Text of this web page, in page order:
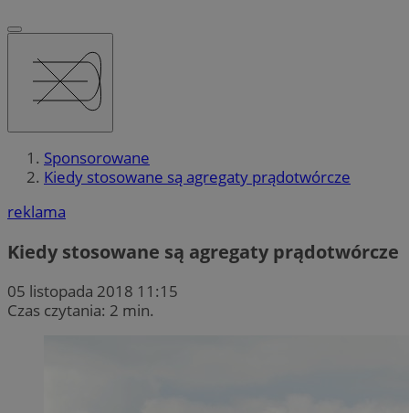
Sponsorowane
Kiedy stosowane są agregaty prądotwórcze
reklama
Kiedy stosowane są agregaty prądotwórcze
05 listopada 2018 11:15
Czas czytania: 2 min.